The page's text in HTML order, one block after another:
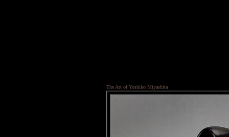
The Art of Yoshiko Miyashita